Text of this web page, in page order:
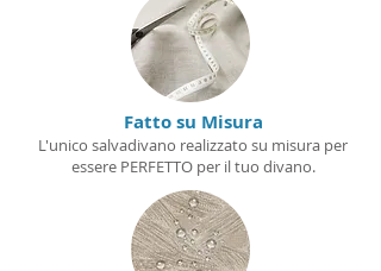
Fatto su Misura
L'unico salvadivano realizzato su misura per
essere PERFETTO per il tuo divano.